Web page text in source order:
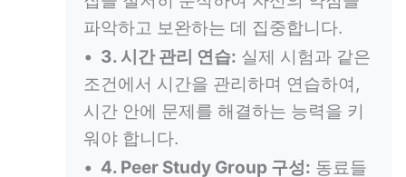
파악하고 보완하는 데 집중합니다.
3. 시간 관리 연습: 실제 시험과 같은
조건에서 시간을 관리하며 연습하여,
시간 안에 문제를 해결하는 능력을 키
워야 합니다.
4. Peer Study Group 구성: 동료들